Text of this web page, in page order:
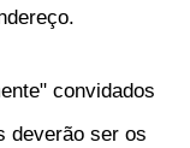
convidados
deverão ser os